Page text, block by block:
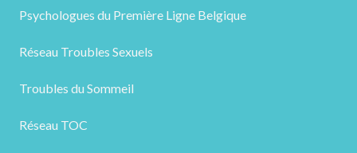
Psychologues du Première Ligne Belgique
Réseau Troubles Sexuels
Troubles du Sommeil
Réseau TOC